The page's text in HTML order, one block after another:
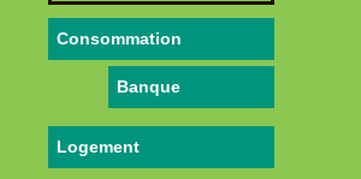
Consommation
Banque
Logement